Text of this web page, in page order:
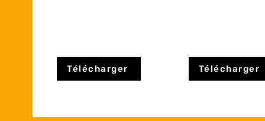
Télécharger Télécharger